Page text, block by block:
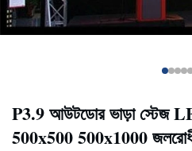
P3.9 আউটডোর ভাড়া স্টেজ
500x500 500x1000